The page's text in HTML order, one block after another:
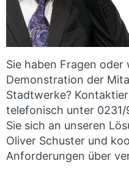
Sie haben Fragen oder
Demonstration der
Stadtwerke?
telefonisch unter
Sie sich an unseren
Oliver Schuster und
Anforderungen über